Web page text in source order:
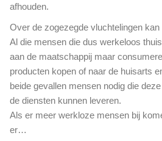
afhouden.
Over de zogezegde vluchtelingen
Al die mensen die dus werkeloos
aan de maatschappij maar
producten kopen of naar de huisarts
beide gevallen mensen nodig die
de diensten kunnen leveren.
Als er meer werkloze mensen bij
er…